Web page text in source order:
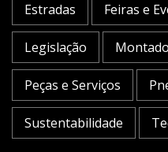
Estradas Feiras e
Legislação
Peças e Serviços
Sustentabilidade